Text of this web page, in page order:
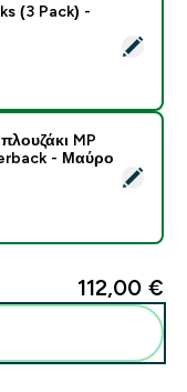
Crew Socks (3 Pack)
(3 Pack) -
Αμάνικο Μπλουζάκι
MP
- Μαύρο
112,00 €‎